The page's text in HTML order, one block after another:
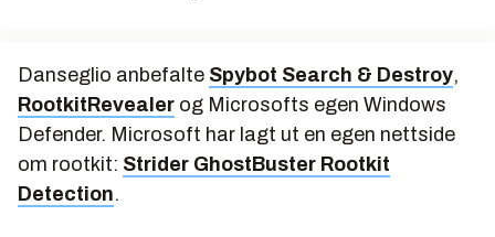
Danseglio anbefalte Spybot Search & Destroy,
RootkitRevealer og Microsofts egen Windows
Defender. Microsoft har lagt ut en egen nettside
om rootkit: Strider GhostBuster Rootkit
Detection.